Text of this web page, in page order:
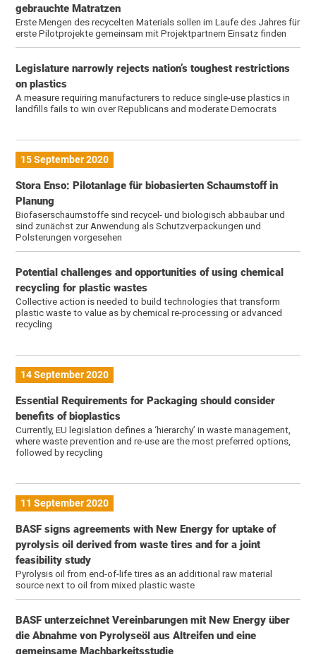
gebrauchte Matratzen
Erste Mengen des recycelten Materials sollen im Laufe des Jahres für
erste Pilotprojekte gemeinsam mit Projektpartnern Einsatz finden
Legislature narrowly rejects nation’s toughest restrictions
on plastics
A measure requiring manufacturers to reduce single-use plastics in
landfills fails to win over Republicans and moderate Democrats
15 September 2020
Stora Enso: Pilotanlage für biobasierten Schaumstoff in
Planung
Biofaserschaumstoffe sind recycel- und biologisch abbaubar und
sind zunächst zur Anwendung als Schutzverpackungen und
Polsterungen vorgesehen
Potential challenges and opportunities of using chemical
recycling for plastic wastes
Collective action is needed to build technologies that transform
plastic waste to value as by chemical re-processing or advanced
recycling
14 September 2020
Essential Requirements for Packaging should consider
benefits of bioplastics
Currently, EU legislation defines a ‘hierarchy’ in waste management,
where waste prevention and re-use are the most preferred options,
followed by recycling
11 September 2020
BASF signs agreements with New Energy for uptake of
pyrolysis oil derived from waste tires and for a joint
feasibility study
Pyrolysis oil from end-of-life tires as an additional raw material
source next to oil from mixed plastic waste
BASF unterzeichnet Vereinbarungen mit New Energy über
die Abnahme von Pyrolyseöl aus Altreifen und eine
gemeinsame Machbarkeitsstudie